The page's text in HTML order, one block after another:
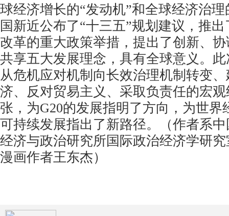
球经济增长的“发动机”和全球经济治
国新近公布了“十三五”规划建议，推
改革的重大政策举措，提出了创新、
共享五大发展理念，具有全球意义。
从危机应对机制向长效治理机制转变
济、反对贸易主义、采取负责任的宏
张，为G20的发展指明了方向，为世界
可持续发展指出了新路径。（作者系
经济与政治研究所国际政治经济学研
漫画作者王东杰）